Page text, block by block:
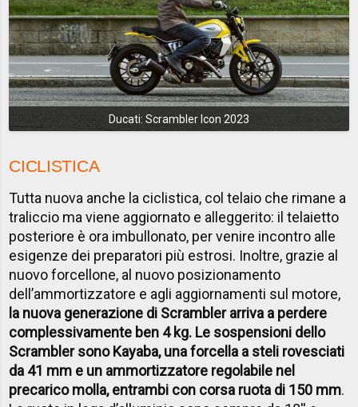
Ducati: Scrambler Icon 2023
CICLISTICA
Tutta nuova anche la ciclistica, col telaio che rimane a
traliccio ma viene aggiornato e alleggerito: il telaietto
posteriore è ora imbullonato, per venire incontro alle
esigenze dei preparatori più estrosi. Inoltre, grazie al
nuovo forcellone, al nuovo posizionamento
dell’ammortizzatore e agli aggiornamenti sul motore,
la nuova generazione di Scrambler arriva a perdere
complessivamente ben 4 kg. Le sospensioni dello
Scrambler sono Kayaba, una forcella a steli rovesciati
da 41 mm e un ammortizzatore regolabile nel
precarico molla, entrambi con corsa ruota di 150 mm.